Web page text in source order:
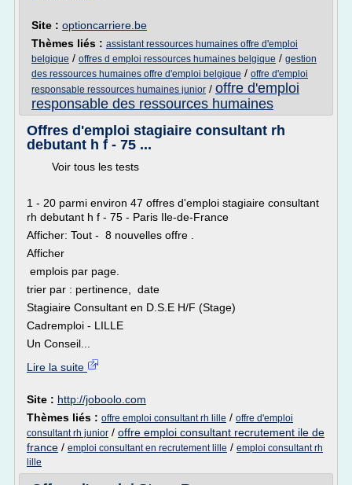
Site : optioncarriere.be
Thèmes liés : assistant ressources humaines offre d'emploi
belgique / offres d emploi ressources humaines belgique / gestion
des ressources humaines offre d'emploi belgique / offre d'emploi
responsable ressources humaines junior / offre d'emploi
responsable des ressources humaines
Offres d'emploi stagiaire consultant rh
debutant h f - 75 ...
Voir tous les tests
1 - 20 parmi environ 47 offres d'emploi stagiaire consultant
rh debutant h f - 75 - Paris Ile-de-France
Afficher: Tout - 8 nouvelles offre .
Afficher
emplois par page.
trier par : pertinence, date
Stagiaire Consultant en D.S.E H/F (Stage)
Cadremploi - LILLE
Un Conseil...
Lire la suite
Site : http://joboolo.com
Thèmes liés : offre emploi consultant rh lille / offre d'emploi
consultant rh junior / offre emploi consultant recrutement ile de
france / emploi consultant en recrutement lille / emploi consultant rh
lille